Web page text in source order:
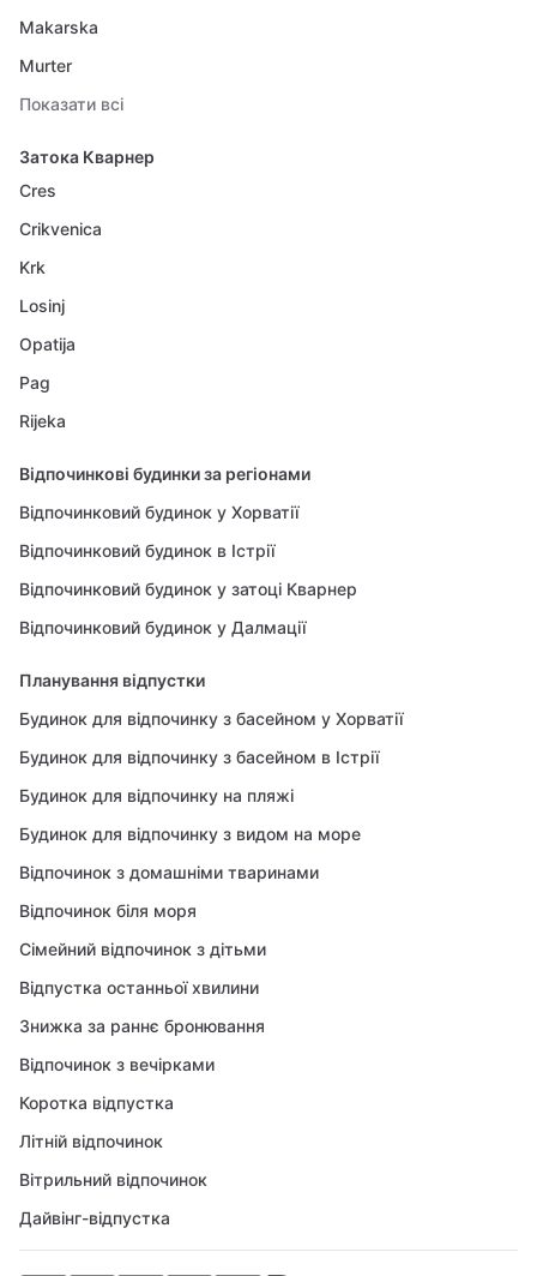
Makarska
Murter
Показати всі
Затока Кварнер
Cres
Crikvenica
Krk
Losinj
Opatija
Pag
Rijeka
Відпочинкові будинки за регіонами
Відпочинковий будинок у Хорватії
Відпочинковий будинок в Істрії
Відпочинковий будинок у затоці Кварнер
Відпочинковий будинок у Далмації
Планування відпустки
Будинок для відпочинку з басейном у Хорватії
Будинок для відпочинку з басейном в Істрії
Будинок для відпочинку на пляжі
Будинок для відпочинку з видом на море
Відпочинок з домашніми тваринами
Відпочинок біля моря
Сімейний відпочинок з дітьми
Відпустка останньої хвилини
Знижка за раннє бронювання
Відпочинок з вечірками
Коротка відпустка
Літній відпочинок
Вітрильний відпочинок
Дайвінг-відпустка